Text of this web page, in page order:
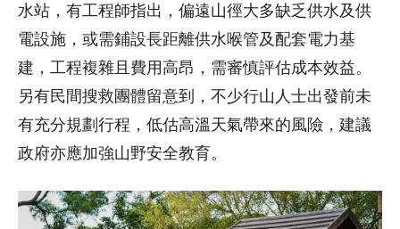
水站，有工程師指出，偏遠山徑大多缺乏供水及供
電設施，或需鋪設長距離供水喉管及配套電力基
建，工程複雜且費用高昂，需審慎評估成本效益。
另有民間搜救團體留意到，不少行山人士出發前未
有充分規劃行程，低估高溫天氣帶來的風險，建議
政府亦應加強山野安全教育。